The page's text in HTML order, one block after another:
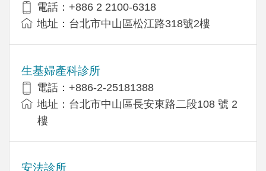
電話：+886 2 2100-6318
地址：台北市中山區松江路318號2樓
生基婦產科診所
電話：+886-2-25181388
地址：台北市中山區長安東路二段108 號 2
樓
安法診所